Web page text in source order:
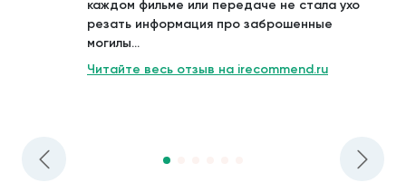
каждом фильме или передаче не стала ухо
резать информация про заброшенные
могилы...
Читайте весь отзыв на irecommend.ru